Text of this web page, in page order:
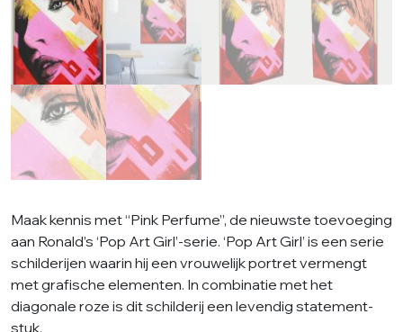
Maak kennis met “Pink Perfume”, de nieuwste toevoeging
aan Ronald’s ‘Pop Art Girl’-serie. ‘Pop Art Girl’ is een serie
schilderijen waarin hij een vrouwelijk portret vermengt
met grafische elementen. In combinatie met het
diagonale roze is dit schilderij een levendig statement-
stuk.